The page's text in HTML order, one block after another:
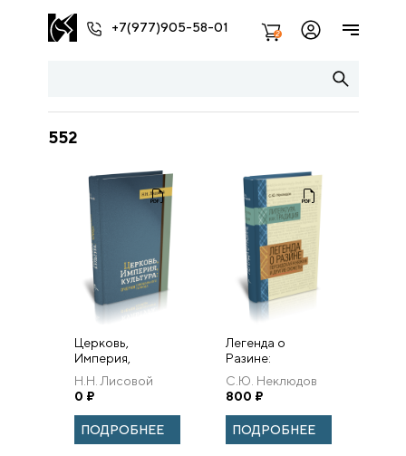
+7(977)905-58-01 2
552
Церковь,
Империя,
культура: очерки
синодального
периода.
Н.Н. Лисовой
0 ₽
ПОДРОБНЕЕ
Легенда о
Разине:
персидская
княжна и другие
сюжеты
С.Ю. Неклюдов
800 ₽
ПОДРОБНЕЕ